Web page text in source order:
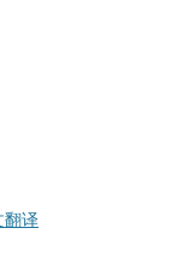
译